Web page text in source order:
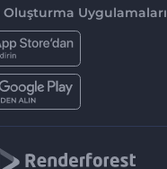
Oluşturma Uygulamaları